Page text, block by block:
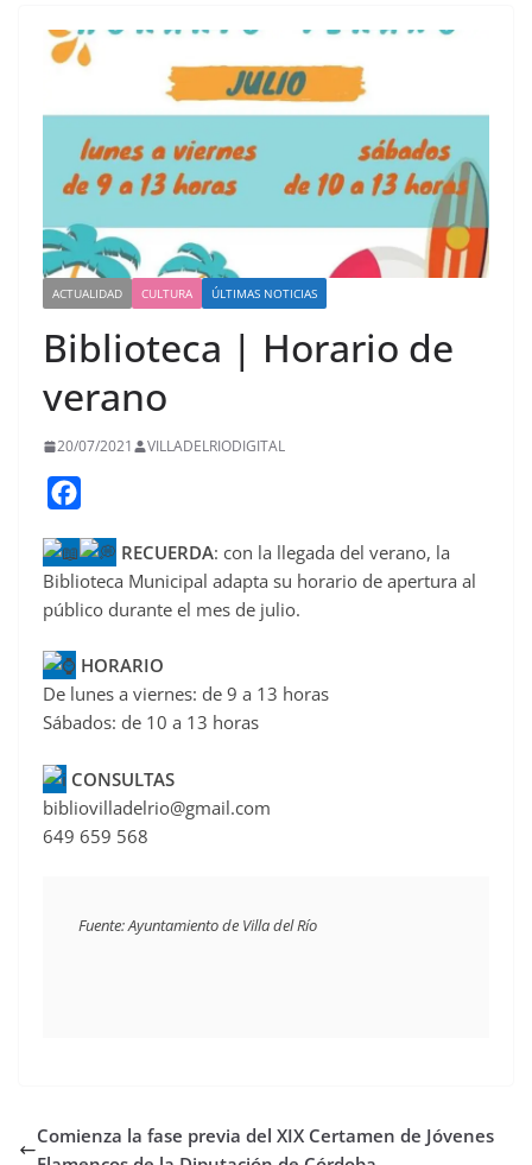
ACTUALIDAD CULTURA ÚLTIMAS NOTICIAS
Biblioteca | Horario de
verano
20/07/2021 VILLADELRIODIGITAL
c
e
o
o
k
RECUERDA: con la llegada del verano, la
Biblioteca Municipal adapta su horario de apertura al
público durante el mes de julio.
HORARIO
De lunes a viernes: de 9 a 13 horas
Sábados: de 10 a 13 horas
CONSULTAS
bibliovilladelrio@gmail.com
649 659 568
Fuente: Ayuntamiento de Villa del Río
Comienza la fase previa del XIX Certamen de Jóvenes